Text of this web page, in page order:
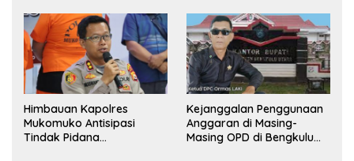
Himbauan Kapolres
Mukomuko Antisipasi
Tindak Pidana
Kejanggalan Penggunaan
Anggaran di Masing-
Masing OPD di Bengkulu